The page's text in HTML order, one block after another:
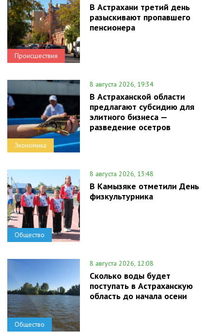
Происшествия
В Астрахани третий день
разыскивают пропавшего
пенсионера
Экономика
8 августа 2026, 19:34
В Астраханской области
предлагают субсидию для
элитного бизнеса —
разведение осетров
Общество
8 августа 2026, 13:48
В Камызяке отметили День
физкультурника
Общество
8 августа 2026, 12:08
Сколько воды будет
поступать в Астраханскую
область до начала осени